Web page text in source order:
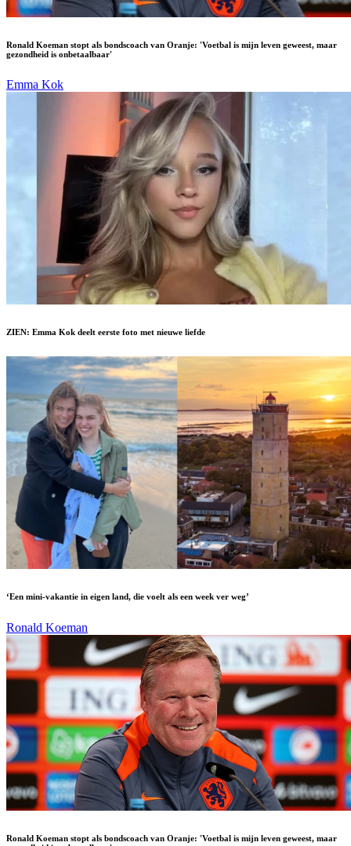
Ronald Koeman stopt als bondscoach van Oranje: 'Voetbal is mijn leven geweest, maar
gezondheid is onbetaalbaar'
Emma Kok
ZIEN: Emma Kok deelt eerste foto met nieuwe liefde
‘Een mini-vakantie in eigen land, die voelt als een week ver weg’
Ronald Koeman
Ronald Koeman stopt als bondscoach van Oranje: 'Voetbal is mijn leven geweest, maar